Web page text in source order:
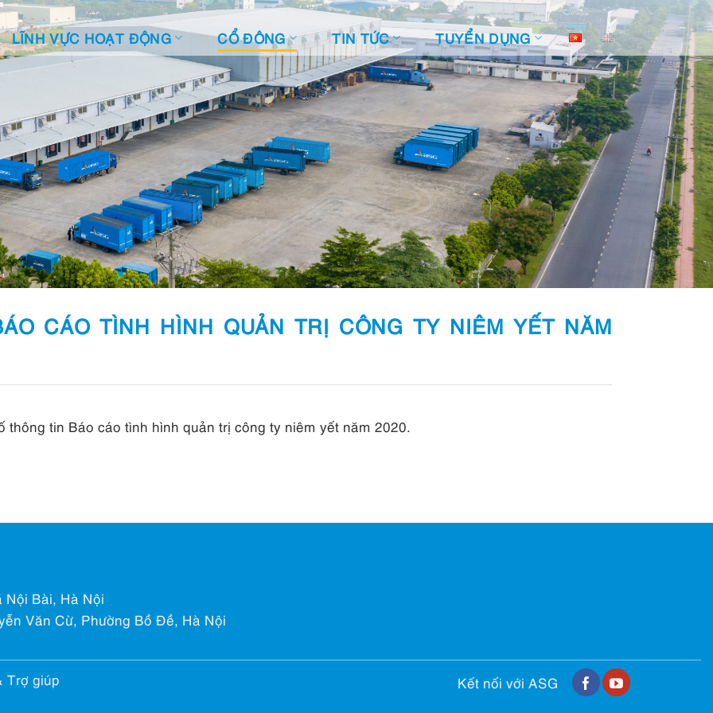
LĨNH VỰC HOẠT ĐỘNG CỔ ĐÔNG TIN TỨC TUYỂN DỤNG
CÁO TÌNH HÌNH QUẢN TRỊ CÔNG TY NIÊM YẾT NĂM
tin Báo cáo tình hình quản trị công ty niêm yết năm 2020.
Nội Bài, Hà Nội
Văn Cừ, Phường Bồ Đề, Hà Nội
Trợ giúp Kết nối với ASG